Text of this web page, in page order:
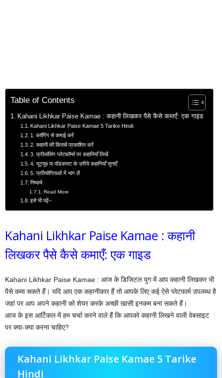
Table of Contents
Kahani Likhkar Paise Kamae : कहानी लिखकर पैसे कैसे कमाएँ: एक गाइड
Kahani Likhkar Paise Kamae 5 Tarike Hindi
1. ब्लॉगिंग से कमाई करें
2. कहानी की किताबें प्रकाशित करें
3. फ्रीलांसिंग प्लेटफ़ॉर्म्स पर कहानियाँ लिखें
4. यूट्यूब या पॉडकास्ट के ज़रिये कहानियाँ सुनाएँ
5. प्रतियोगिताओं में भाग लें
निष्कर्ष
Read More
इसे भी पढ़ें–
Kahani Likhkar Paise Kamae : कहानी
लिखकर पैसे कैसे कमाएँ: एक गाइड
Kahani Likhkar Paise Kamae : आज के डिजिटल युग में आप कहानी लिखकर भी
पैसे कमा सकते हैं। यदि आप एक कहानीकार हैं तो आपके लिए कई ऐसे प्लेटफार्म उपलब्ध है
जहां पर आप अपने कहानी को शेयर करके अच्छी खासी इनकम बना सकते हैं। ‌
आज के इस आर्टिकल में हम चर्चा करने वाले हैं कि आपको कहानी लिखने वाली वेबसाइट
पर क्या-क्या करना चाहिए?
Kahani Likhkar Paise Kamae 5 Tarike
Hindi